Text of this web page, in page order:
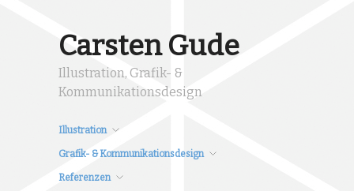
Carsten Gude
Illustration, Grafik- &
Kommunikationsdesign
Illustration
Grafik- & Kommunikationsdesign
Referenzen